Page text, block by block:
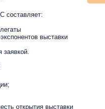
составляет:
выставки
открытия выставки